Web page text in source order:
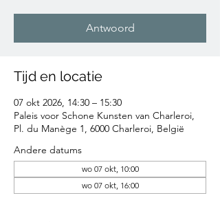
Antwoord
Tijd en locatie
07 okt 2026, 14:30 – 15:30
Paleis voor Schone Kunsten van Charleroi,
Pl. du Manège 1, 6000 Charleroi, België
Andere datums
wo 07 okt, 10:00
wo 07 okt, 16:00